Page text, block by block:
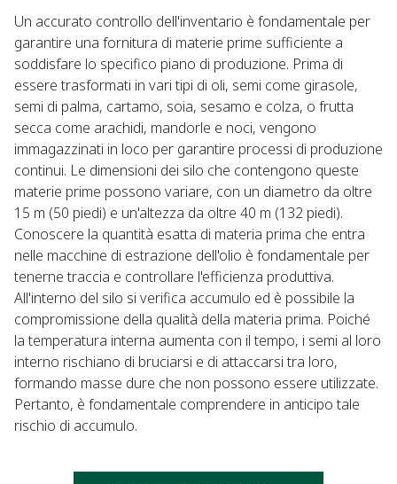
Un accurato controllo dell'inventario è fondamentale per
garantire una fornitura di materie prime sufficiente a
soddisfare lo specifico piano di produzione. Prima di
essere trasformati in vari tipi di oli, semi come girasole,
semi di palma, cartamo, soia, sesamo e colza, o frutta
secca come arachidi, mandorle e noci, vengono
immagazzinati in loco per garantire processi di produzione
continui. Le dimensioni dei silo che contengono queste
materie prime possono variare, con un diametro da oltre
15 m (50 piedi) e un'altezza da oltre 40 m (132 piedi).
Conoscere la quantità esatta di materia prima che entra
nelle macchine di estrazione dell'olio è fondamentale per
tenerne traccia e controllare l'efficienza produttiva.
All'interno del silo si verifica accumulo ed è possibile la
compromissione della qualità della materia prima. Poiché
la temperatura interna aumenta con il tempo, i semi al loro
interno rischiano di bruciarsi e di attaccarsi tra loro,
formando masse dure che non possono essere utilizzate.
Pertanto, è fondamentale comprendere in anticipo tale
rischio di accumulo.